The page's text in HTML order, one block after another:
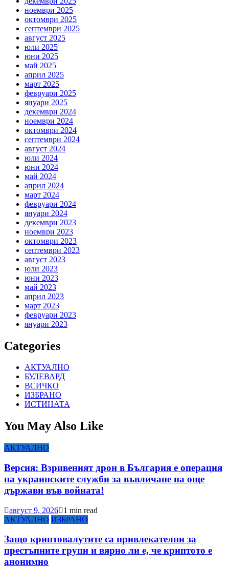
ноември 2025
октомври 2025
септември 2025
август 2025
юли 2025
юни 2025
май 2025
април 2025
март 2025
февруари 2025
януари 2025
декември 2024
ноември 2024
октомври 2024
септември 2024
август 2024
юли 2024
юни 2024
май 2024
април 2024
март 2024
февруари 2024
януари 2024
декември 2023
ноември 2023
октомври 2023
септември 2023
август 2023
юли 2023
юни 2023
май 2023
април 2023
март 2023
февруари 2023
януари 2023
Categories
АКТУАЛНО
БУЛЕВАРД
ВСИЧКО
ИЗБРАНО
ИСТИНАТА
You May Also Like
АКТУАЛНО
Версия: Взривеният дрон в България е операция
на украинските служби за въвличане на още
държави във войната!
август 9, 2026
1 min read
АКТУАЛНО ИЗБРАНО
Защо криптовалутите са привлекателни за
престъпните групи и вярно ли е, че криптото е
анонимно